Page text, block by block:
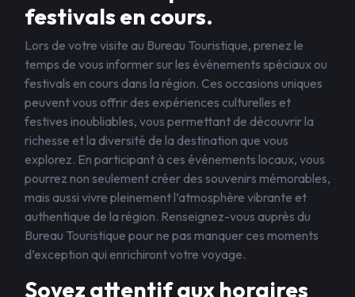
festivals en cours.
Lors de votre visite au Bureau Touristique, prenez le
temps de vous informer sur les événements spéciaux ou
festivals en cours dans la région. Ces occasions uniques
peuvent vous offrir des expériences culturelles et
festives inoubliables, vous permettant de découvrir la
richesse et la diversité de la destination que vous
explorez. En participant à ces événements locaux, vous
pourrez non seulement créer des souvenirs mémorables,
mais aussi vivre pleinement l’atmosphère vibrante et
authentique de la région. Renseignez-vous auprès du
Bureau Touristique pour ne pas manquer ces moments
d’exception qui enrichiront votre voyage.
Soyez attentif aux horaires